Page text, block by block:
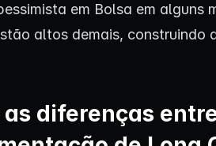
em Bolsa em alguns
altos demais, construindo
as diferenças